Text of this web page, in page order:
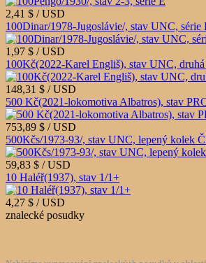
2,41 $ / USD
100Dinar/1978-Jugoslávie/, stav UNC, série
1,97 $ / USD
100Kč(2022-Karel Engliš), stav UNC,
148,31 $ / USD
500 Kč(2021-lokomotiva Albatros), stav
753,89 $ / USD
500Kčs/1973-93/, stav UNC, lepený kolek
59,83 $ / USD
10 Haléř(1937), stav 1/1+
4,27 $ / USD
znalecké posudky